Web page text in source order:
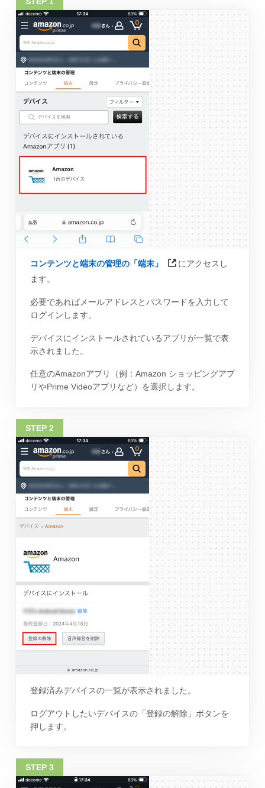
コンテンツと端末の管理の「端末」
にアクセスし
ます。
必要であればメールアドレスとパスワードを入力して
ログインします。
デバイスにインストールされているアプリが一覧で表
示されました。
任意のAmazonアプリ（例：Amazon ショッピングアプ
リやPrime Videoアプリなど）を選択します。
登録済みデバイスの一覧が表示されました。
ログアウトしたいデバイスの「登録の解除」ボタンを
押します。